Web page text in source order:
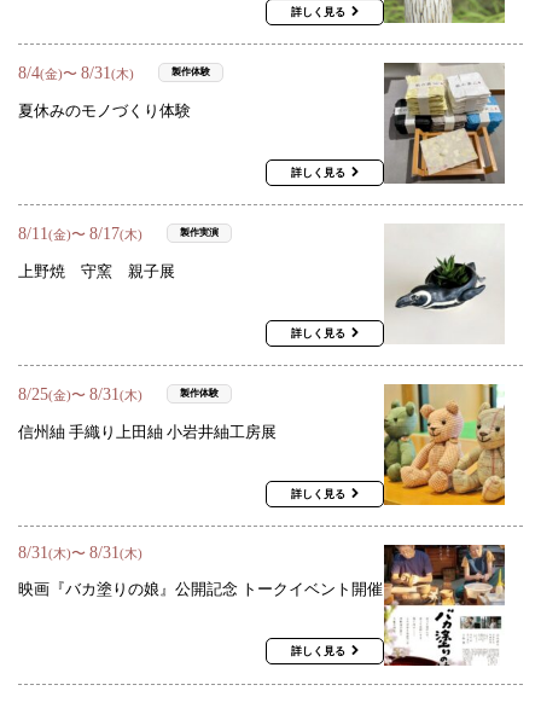
詳しく見る
8/4(金)〜 8/31(木) 製作体験
夏休みのモノづくり体験
詳しく見る
8/11(金)〜 8/17(木) 製作実演
上野焼 守窯 親子展
詳しく見る
8/25(金)〜 8/31(木) 製作体験
信州紬 手織り上田紬 小岩井紬工房展
詳しく見る
8/31(木)〜 8/31(木)
映画『バカ塗りの娘』公開記念 トークイベント開催
詳しく見る